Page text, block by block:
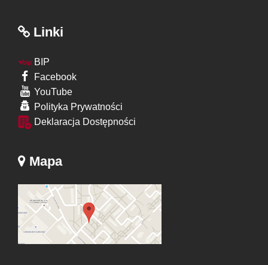
Linki
BIP
Facebook
YouTube
Polityka Prywatności
Deklaracja Dostępności
Mapa